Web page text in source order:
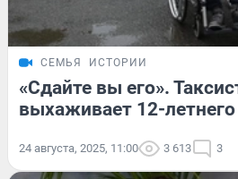
СЕМЬЯ ИСТОРИИ
«Сдайте вы его».
выхаживает 12-
24 августа, 2025, 11:00 3 613 3